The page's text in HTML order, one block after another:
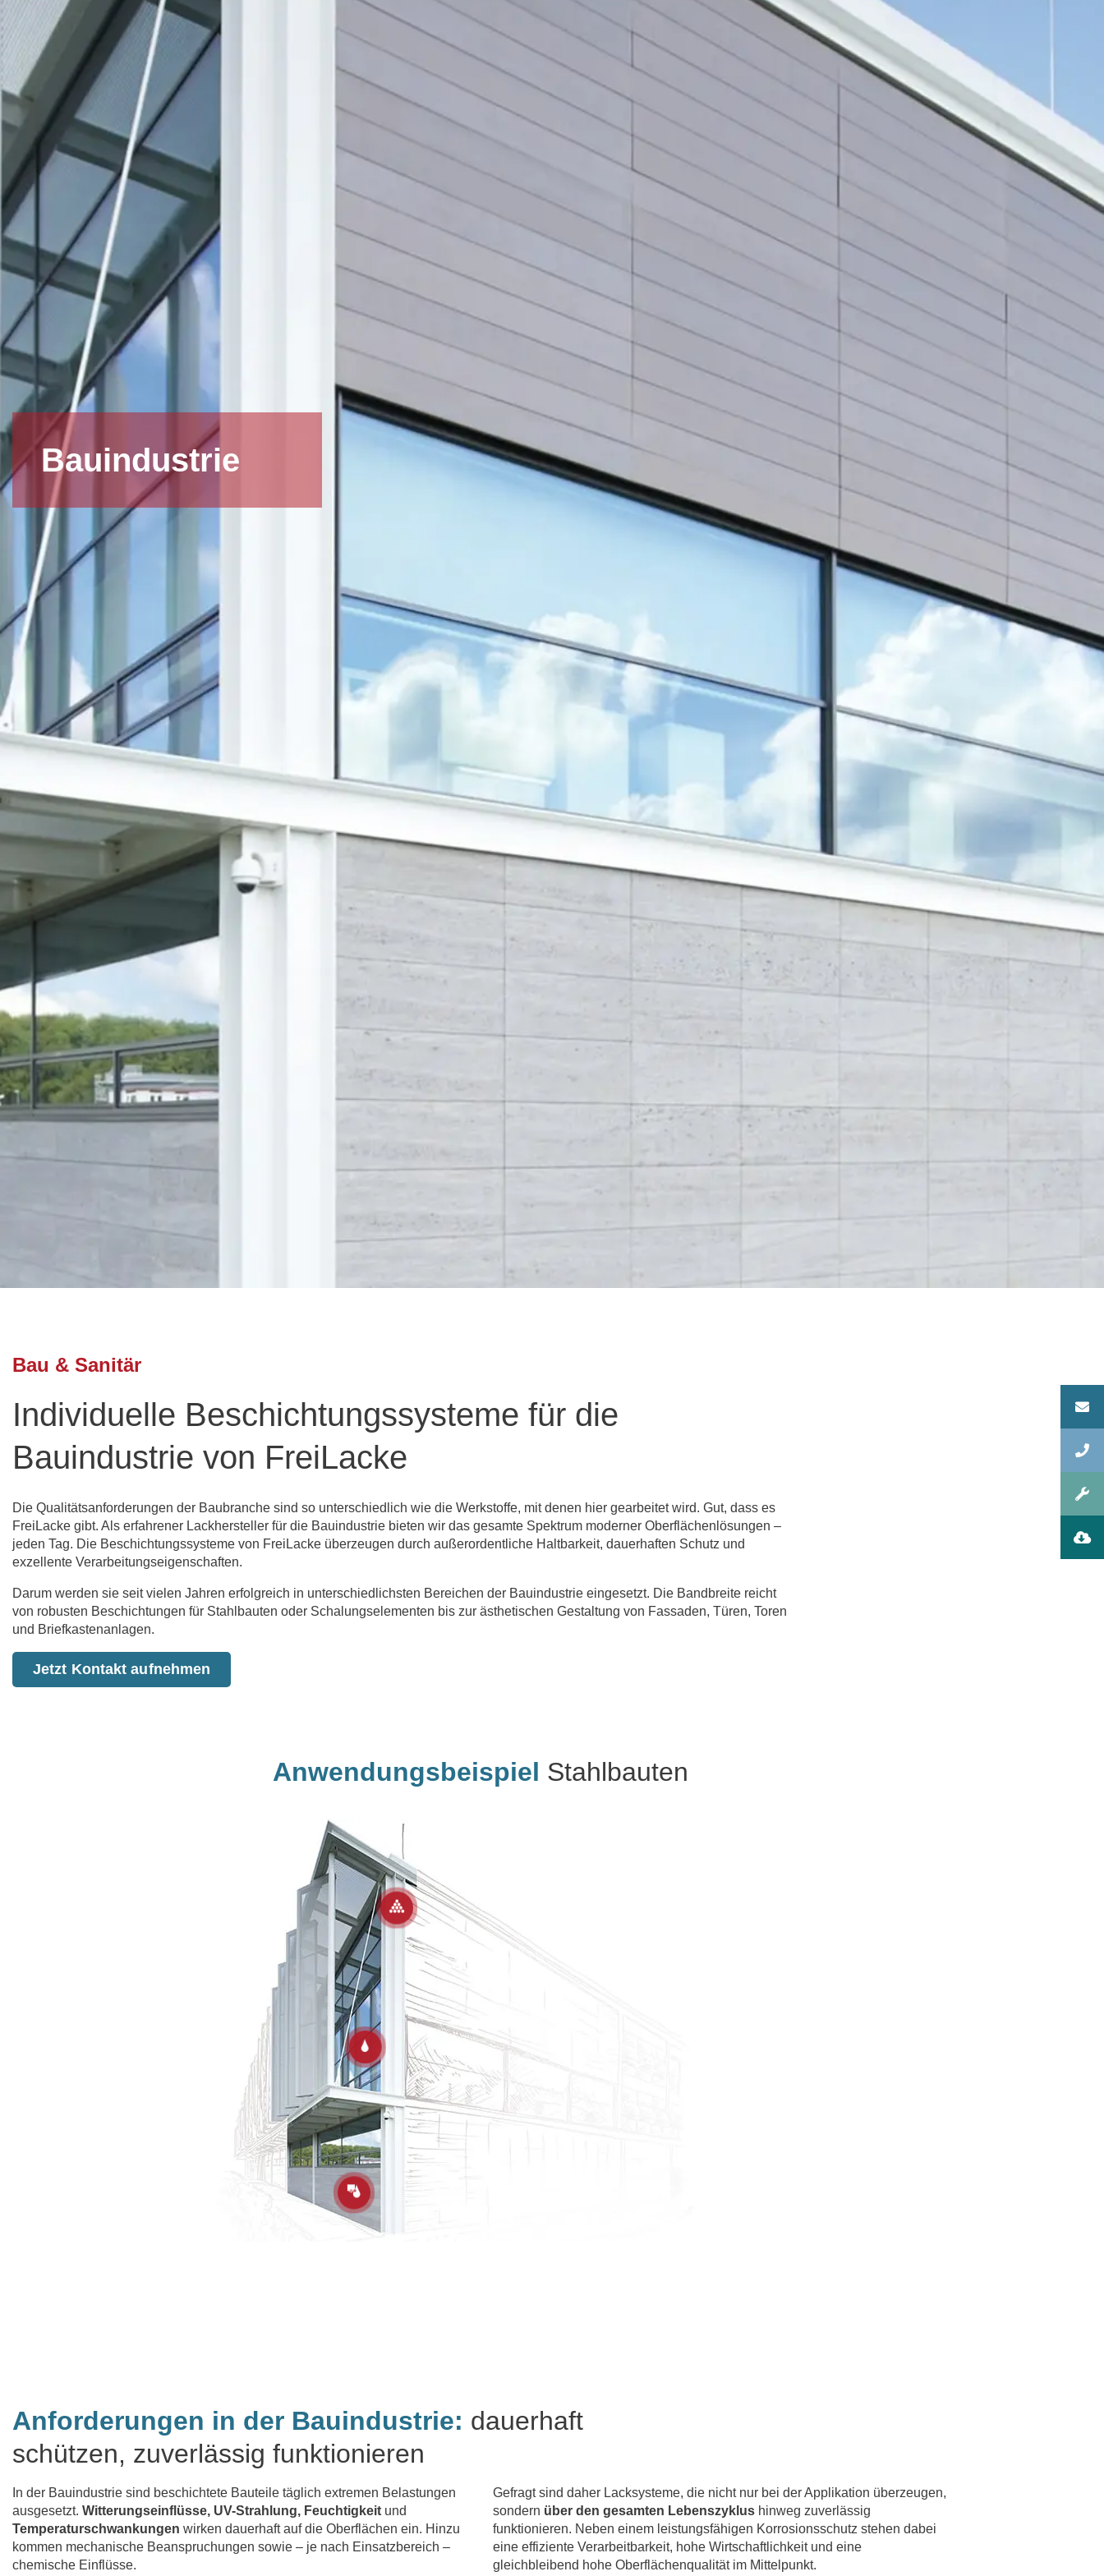
Bauindustrie
Bau & Sanitär
Individuelle Beschichtungssysteme für die
Bauindustrie von FreiLacke
Die Qualitätsanforderungen der Baubranche sind so unterschiedlich wie die Werkstoffe, mit denen hier gearbeitet wird. Gut, dass es
FreiLacke gibt. Als erfahrener Lackhersteller für die Bauindustrie bieten wir das gesamte Spektrum moderner Oberflächenlösungen –
jeden Tag. Die Beschichtungssysteme von FreiLacke überzeugen durch außerordentliche Haltbarkeit, dauerhaften Schutz und
exzellente Verarbeitungseigenschaften.
Darum werden sie seit vielen Jahren erfolgreich in unterschiedlichsten Bereichen der Bauindustrie eingesetzt. Die Bandbreite reicht
von robusten Beschichtungen für Stahlbauten oder Schalungselementen bis zur ästhetischen Gestaltung von Fassaden, Türen, Toren
und Briefkastenanlagen.
Jetzt Kontakt aufnehmen
Anwendungsbeispiel Stahlbauten
Anforderungen in der Bauindustrie: dauerhaft
schützen, zuverlässig funktionieren
In der Bauindustrie sind beschichtete Bauteile täglich extremen Belastungen
ausgesetzt. Witterungseinflüsse, UV-Strahlung, Feuchtigkeit und
Temperaturschwankungen wirken dauerhaft auf die Oberflächen ein. Hinzu
kommen mechanische Beanspruchungen sowie – je nach Einsatzbereich –
chemische Einflüsse.
Gefragt sind daher Lacksysteme, die nicht nur bei der Applikation überzeugen,
sondern über den gesamten Lebenszyklus hinweg zuverlässig
funktionieren. Neben einem leistungsfähigen Korrosionsschutz stehen dabei
eine effiziente Verarbeitbarkeit, hohe Wirtschaftlichkeit und eine
gleichbleibend hohe Oberflächenqualität im Mittelpunkt.